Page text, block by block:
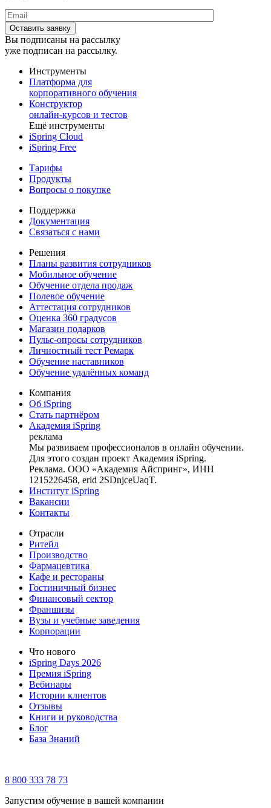
Вы подписаны на рассылку
уже подписан на рассылку.
Инструменты
Платформа для
корпоративного обучения
Конструктор
онлайн-курсов и тестов
Ещё инструменты
iSpring Cloud
iSpring Free
Тарифы
Продукты
Вопросы о покупке
Поддержка
Документация
Связаться с нами
Решения
Планы развития сотрудников
Мобильное обучение
Обучение отдела продаж
Полевое обучение
Аттестация сотрудников
Оценка 360 градусов
Магазин подарков
Пульс-опросы сотрудников
Личностный тест Ремарк
Обучение наставников
Обучение удалённых команд
Компания
Об iSpring
Стать партнёром
Академия iSpring
реклама
Мы развиваем профессионалов в онлайн обучении.
Для этого создан проект Академия iSpring.
Реклама. ООО «Академия Айспринг», ИНН
1215226458, erid 2SDnjceUaqT.
Институт iSpring
Вакансии
Контакты
Отрасли
Ритейл
Производство
Фармацевтика
Кафе и рестораны
Гостиничный бизнес
Финансовый сектор
Франшизы
Вузы и учебные заведения
Корпорации
Что нового
iSpring Days 2026
Премия iSpring
Вебинары
Истории клиентов
Отзывы
Книги и руководства
Блог
База Знаний
8 800 333 78 73
Запустим обучение в вашей компании